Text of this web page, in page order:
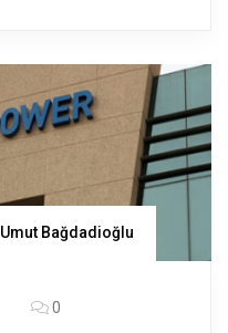
Umut Bağdadioğlu
0